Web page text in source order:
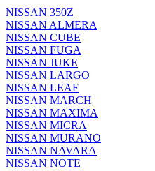
NISSAN 350Z
NISSAN ALMERA
NISSAN CUBE
NISSAN FUGA
NISSAN JUKE
NISSAN LARGO
NISSAN LEAF
NISSAN MARCH
NISSAN MAXIMA
NISSAN MICRA
NISSAN MURANO
NISSAN NAVARA
NISSAN NOTE